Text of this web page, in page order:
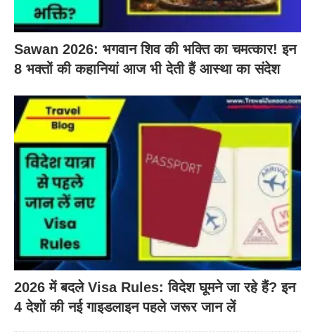
Sawan 2026: भगवान शिव की भक्ति का चमत्कार! इन
8 भक्तों की कहानियां आज भी देती हैं आस्था का संदेश
2026 में बदले Visa Rules: विदेश घूमने जा रहे हैं? इन
4 देशों की नई गाइडलाइन पहले जरूर जान लें